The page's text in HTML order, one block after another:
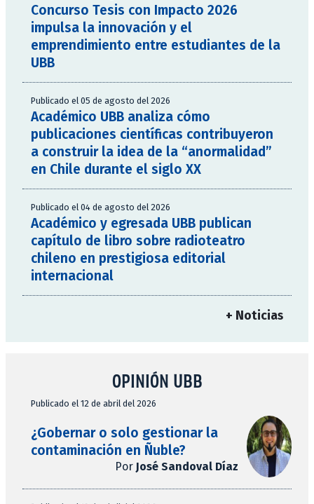
Concurso Tesis con Impacto 2026
impulsa la innovación y el
emprendimiento entre estudiantes de la
UBB
Publicado el 05 de agosto del 2026
Académico UBB analiza cómo
publicaciones científicas contribuyeron
a construir la idea de la “anormalidad”
en Chile durante el siglo XX
Publicado el 04 de agosto del 2026
Académico y egresada UBB publican
capítulo de libro sobre radioteatro
chileno en prestigiosa editorial
internacional
+ Noticias
OPINIÓN UBB
Publicado el 12 de abril del 2026
¿Gobernar o solo gestionar la
contaminación en Ñuble?
Por José Sandoval Díaz